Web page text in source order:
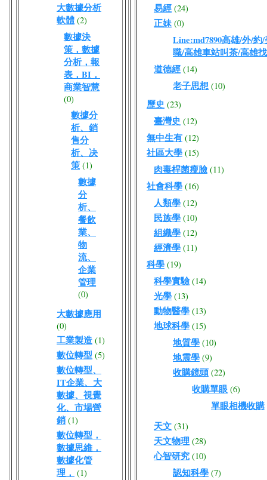
大數據分析
軟體 (2)
數據決
策，數據
分析，報
表，BI，
商業智慧
(0)
數據分
析、銷
售分
析、决
策 (1)
數據
分
析、
餐飲
業、
物
流、
企業
管理
(0)
大數據應用
(0)
工業製造 (1)
數位轉型 (5)
數位轉型、
IT企業、大
數據、視覺
化、市場營
銷 (1)
數位轉型，
數據思維，
數據化管
理， (1)
易經 (24)
正妹 (0)
Line:md7890高雄/外/
職/高雄車站叫茶/高雄
道德經 (14)
老子思想 (10)
歷史 (23)
臺灣史 (12)
無中生有 (12)
社區大學 (15)
肉毒桿菌瘦臉 (11)
社會科學 (16)
人類學 (12)
民族學 (10)
組織學 (12)
經濟學 (11)
科學 (19)
科學實驗 (14)
光學 (13)
動物醫學 (13)
地球科學 (15)
地質學 (10)
地震學 (9)
收購鏡頭 (22)
收購單眼 (6)
單眼相機收購
天文 (31)
天文物理 (28)
心智研究 (10)
認知科學 (7)